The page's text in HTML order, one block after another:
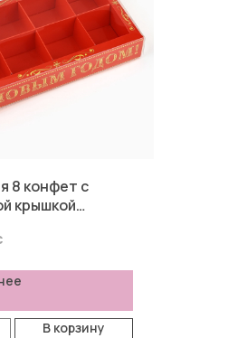
8 конфет с
крышкой
см
В корзину